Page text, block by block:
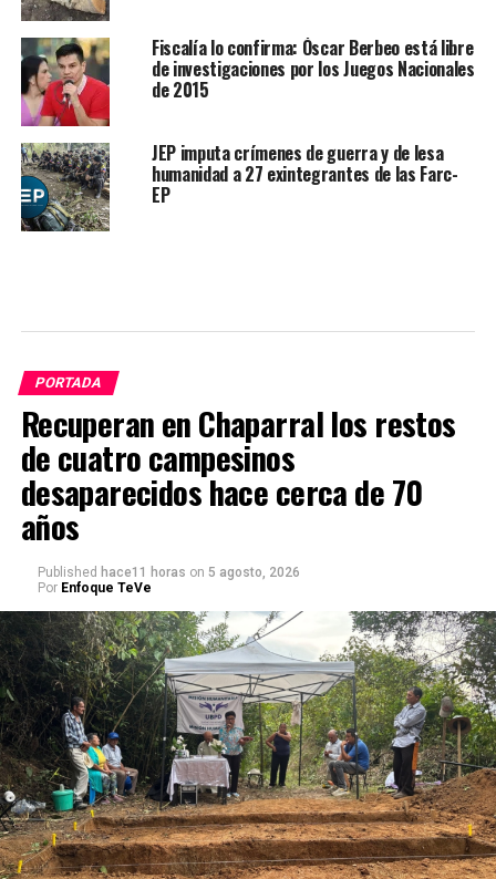
Fiscalía lo confirma: Óscar Berbeo está libre
de investigaciones por los Juegos Nacionales
de 2015
JEP imputa crímenes de guerra y de lesa
humanidad a 27 exintegrantes de las Farc-
EP
PORTADA
Recuperan en Chaparral los restos
de cuatro campesinos
desaparecidos hace cerca de 70
años
Published hace11 horas on 5 agosto, 2026
Por Enfoque TeVe